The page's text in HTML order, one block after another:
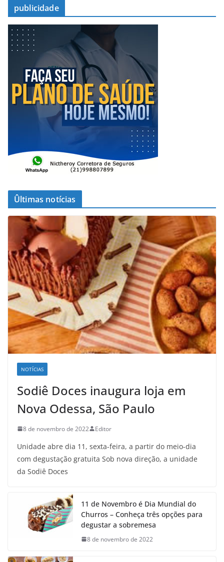
publicidade
Ûltimas notícias
NOTÍCIAS
Sodiê Doces inaugura loja em
Nova Odessa, São Paulo
8 de novembro de 2022 Editor
Unidade abre dia 11, sexta-feira, a partir do meio-dia
com degustação gratuita Sob nova direção, a unidade
da Sodiê Doces
11 de Novembro é Dia Mundial do
Churros – Conheça três opções para
degustar a sobremesa
8 de novembro de 2022